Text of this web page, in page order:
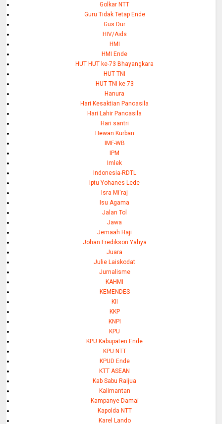
Golkar NTT
Guru Tidak Tetap Ende
Gus Dur
HIV/Aids
HMI
HMI Ende
HUT HUT ke-73 Bhayangkara
HUT TNI
HUT TNI ke 73
Hanura
Hari Kesaktian Pancasila
Hari Lahir Pancasila
Hari santri
Hewan Kurban
IMF-WB
IPM
Imlek
Indonesia-RDTL
Iptu Yohanes Lede
Isra Mi'raj
Isu Agama
Jalan Tol
Jawa
Jemaah Haji
Johan Fredikson Yahya
Juara
Julie Laiskodat
Jurnalisme
KAHMI
KEMENDES
KII
KKP
KNPI
KPU
KPU Kabupaten Ende
KPU NTT
KPUD Ende
KTT ASEAN
Kab Sabu Raijua
Kalimantan
Kampanye Damai
Kapolda NTT
Karel Lando